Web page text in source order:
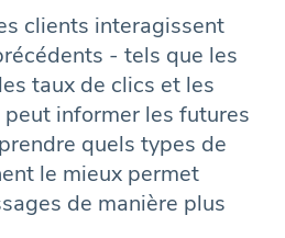
clients interagissent
- tels que les
taux de clics et les
informer les futures
quels types de
le mieux permet
de manière plus